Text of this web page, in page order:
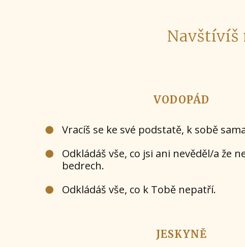
Navštívíš
VODOPÁD
Vracíš se ke své podstatě, k sobě
Odkládáš vše, co jsi ani nevěděl/a že
bedrech.
Odkládáš vše, co k Tobě nepatří.
JESKYNĚ